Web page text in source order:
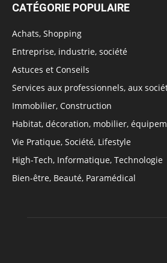
CATÉGORIE POPULAIRE
Achats, Shopping
Entreprise, industrie, société
Astuces et Conseils
Services aux professionnels, aux
Immobilier, Construction
Habitat, décoration, mobilier,
Vie Pratique, Société, Lifestyle
High-Tech, Informatique, Technologie
Bien-être, Beauté, Paramédical